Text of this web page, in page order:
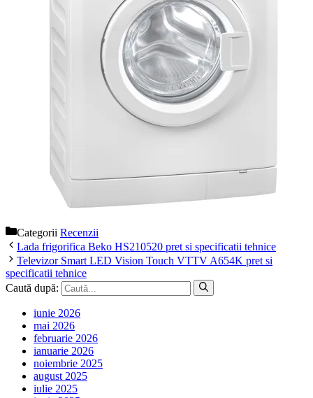
Categorii Recenzii
Lada frigorifica Beko HS210520 pret si specificatii tehnice
Televizor Smart LED Vision Touch VTTV A654K pret si
specificatii tehnice
Caută după:
iunie 2026
mai 2026
februarie 2026
ianuarie 2026
noiembrie 2025
august 2025
iulie 2025